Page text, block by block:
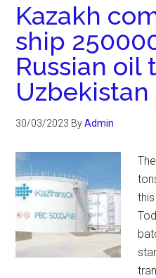
Kazakh
ship
Russian oil
Uzbekistan
30/03/2023 ByAdmin